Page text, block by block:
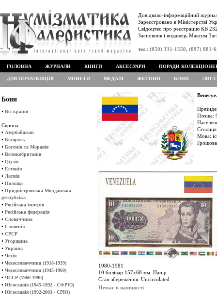
Довідково-інформаційний
Зареєстровано в Міністерстві
Свідоцтво про реєстрацію КВ
Засновник і видавець Максим
тел.: (050) 331-1550, (097) 081-
ГОЛОВНА ЖУРНАЛИ КНИГИ АКСЕСУАРИ ПОРАДИ
ДЛЯ ПОЧАТКІВЦІВ МОНЕТИ МЕДАЛІ ЖЕТОНИ БОНИ
Бони
• Всі країни
Європа
• Азербайджан
• Білорусь
• Богемія та Моравія
• Великобританія
• Грузія
• Естонія
• Латвія
• Польща
• Придністровська Молдавська
республіка
• Російська імперія
• Російська федерація
• Словаччина
• Словенія
• СРСР
• Угорщина
• Україна
• Чехія
• Чехословаччина (1918-1939)
• Чехословаччина (1945-1960)
• ЧССР (1960-1990)
• Югославія (1945-1992 - СФРЮ)
• Югославія (1992-2003 - СРЮ)
Площа:
Мова:
1980-1981
10 болівар 157х68 мм. Папір
Стан збереження: Uncirculated
Немає в наявності